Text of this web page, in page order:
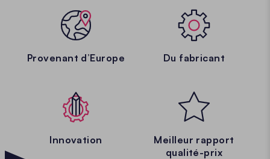
Provenant d’Europe Du fabricant
Innovation
Meilleur rapport
qualité-prix